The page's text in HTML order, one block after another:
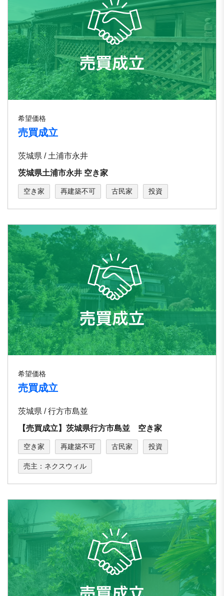
希望価格
売買成立
茨城県 / 土浦市永井
茨城県土浦市永井 空き家
空き家 再建築不可 古民家 投資
希望価格
売買成立
茨城県 / 行方市島並
【売買成立】茨城県行方市島並 空き家
空き家 再建築不可 古民家 投資
売主：ネクスウィル